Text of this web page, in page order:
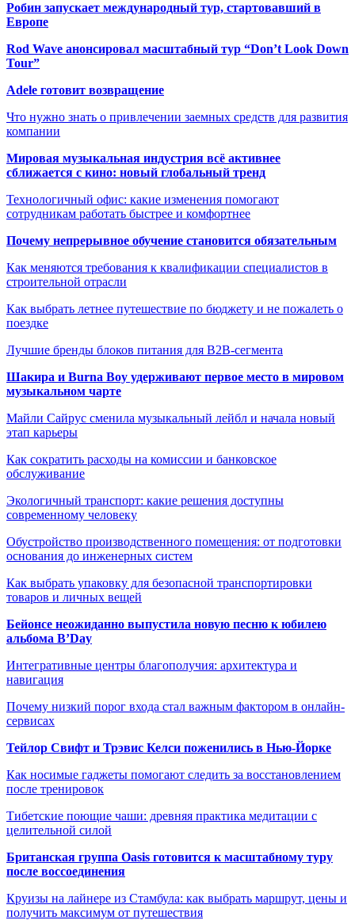
Робин запускает международный тур, стартовавший в
Европе
Rod Wave анонсировал масштабный тур “Don’t Look Down
Tour”
Adele готовит возвращение
Что нужно знать о привлечении заемных средств для развития
компании
Мировая музыкальная индустрия всё активнее
сближается с кино: новый глобальный тренд
Технологичный офис: какие изменения помогают
сотрудникам работать быстрее и комфортнее
Почему непрерывное обучение становится обязательным
Как меняются требования к квалификации специалистов в
строительной отрасли
Как выбрать летнее путешествие по бюджету и не пожалеть о
поездке
Лучшие бренды блоков питания для B2B-сегмента
Шакира и Burna Boy удерживают первое место в мировом
музыкальном чарте
Майли Сайрус сменила музыкальный лейбл и начала новый
этап карьеры
Как сократить расходы на комиссии и банковское
обслуживание
Экологичный транспорт: какие решения доступны
современному человеку
Обустройство производственного помещения: от подготовки
основания до инженерных систем
Как выбрать упаковку для безопасной транспортировки
товаров и личных вещей
Бейонсе неожиданно выпустила новую песню к юбилею
альбома B’Day
Интегративные центры благополучия: архитектура и
навигация
Почему низкий порог входа стал важным фактором в онлайн-
сервисах
Тейлор Свифт и Трэвис Келси поженились в Нью-Йорке
Как носимые гаджеты помогают следить за восстановлением
после тренировок
Тибетские поющие чаши: древняя практика медитации с
целительной силой
Британская группа Oasis готовится к масштабному туру
после воссоединения
Круизы на лайнере из Стамбула: как выбрать маршрут, цены и
получить максимум от путешествия